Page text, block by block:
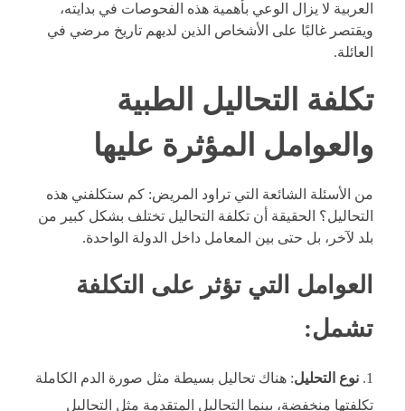
العربية لا يزال الوعي بأهمية هذه الفحوصات في بدايته،
ويقتصر غالبًا على الأشخاص الذين لديهم تاريخ مرضي في
العائلة.
تكلفة التحاليل الطبية
والعوامل المؤثرة عليها
من الأسئلة الشائعة التي تراود المريض: كم ستكلفني هذه
التحاليل؟ الحقيقة أن تكلفة التحاليل تختلف بشكل كبير من
بلد لآخر، بل حتى بين المعامل داخل الدولة الواحدة.
العوامل التي تؤثر على التكلفة
تشمل:
نوع التحليل: هناك تحاليل بسيطة مثل صورة الدم الكاملة
تكلفتها منخفضة، بينما التحاليل المتقدمة مثل التحاليل